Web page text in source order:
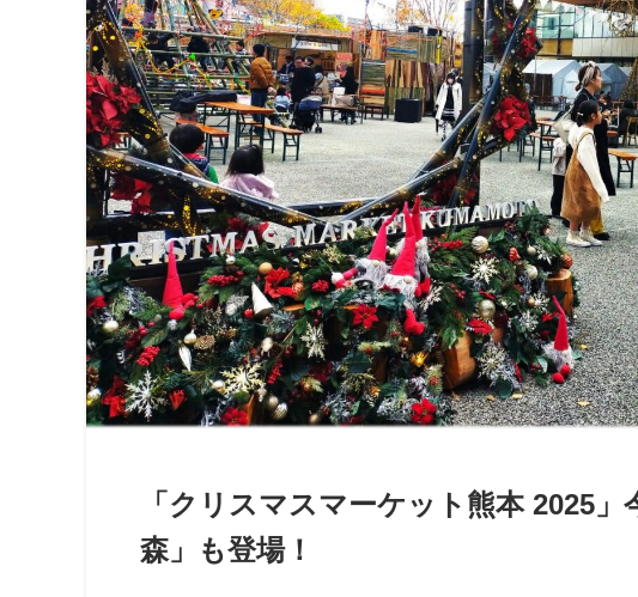
「クリスマスマーケット熊本 2025
森」も登場！